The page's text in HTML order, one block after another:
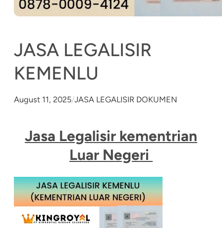
JASA LEGALISIR
KEMENLU
August 11, 2025/JASA LEGALISIR DOKUMEN
Jasa Legalisir kementrian
Luar Negeri